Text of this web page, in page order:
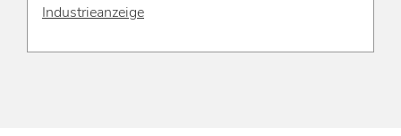
Industrieanzeige